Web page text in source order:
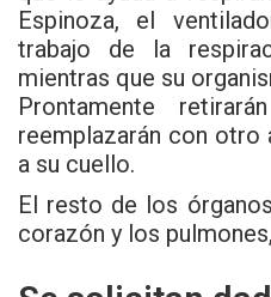
Espinoza, el
trabajo de la
mientras que su
Prontamente
reemplazarán con otro
a su cuello.
El resto de los
corazón y los